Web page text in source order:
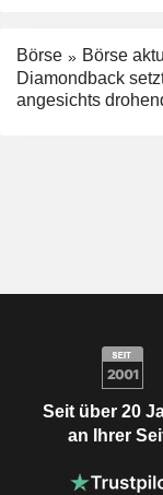
Börse
Börse
Diamondback
angesichts
Seit über 20
an Ihrer